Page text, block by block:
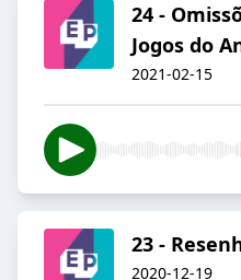
24 -
Jogos do
2021-02-15
23 -
2020-12-19